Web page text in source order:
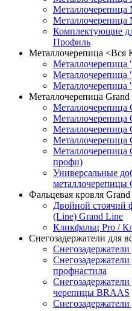
Комплектующие
Профиль
Металлочерепица <Вся
Металлочерепица
Металлочерепица
Металлочерепица
Металлочерепица
Металлочерепица
Металлочерепица
профи)
Универсальные
металлочерепицы
Фальцевая кровля
Двойной стоячий
(Line) Grand Line
Кликфальц Pro /
Снегозадержатели для
профнастила
черепицы BRAAS